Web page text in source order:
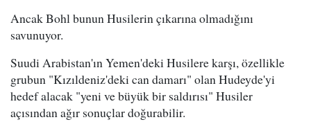
Ancak Bohl bunun Husilerin çıkarına olmadığını
savunuyor.
Suudi Arabistan'ın Yemen'deki Husilere karşı, özellikle
grubun "Kızıldeniz'deki can damarı" olan Hudeyde'yi
hedef alacak "yeni ve büyük bir saldırısı" Husiler
açısından ağır sonuçlar doğurabilir.